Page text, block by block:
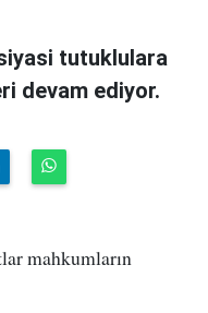
tutuklulara
devam ediyor.
mahkumların